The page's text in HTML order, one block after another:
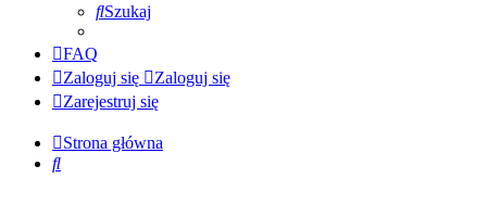
Szukaj
FAQ
Zaloguj się
Zaloguj się
Zarejestruj się
Strona główna
Szukaj